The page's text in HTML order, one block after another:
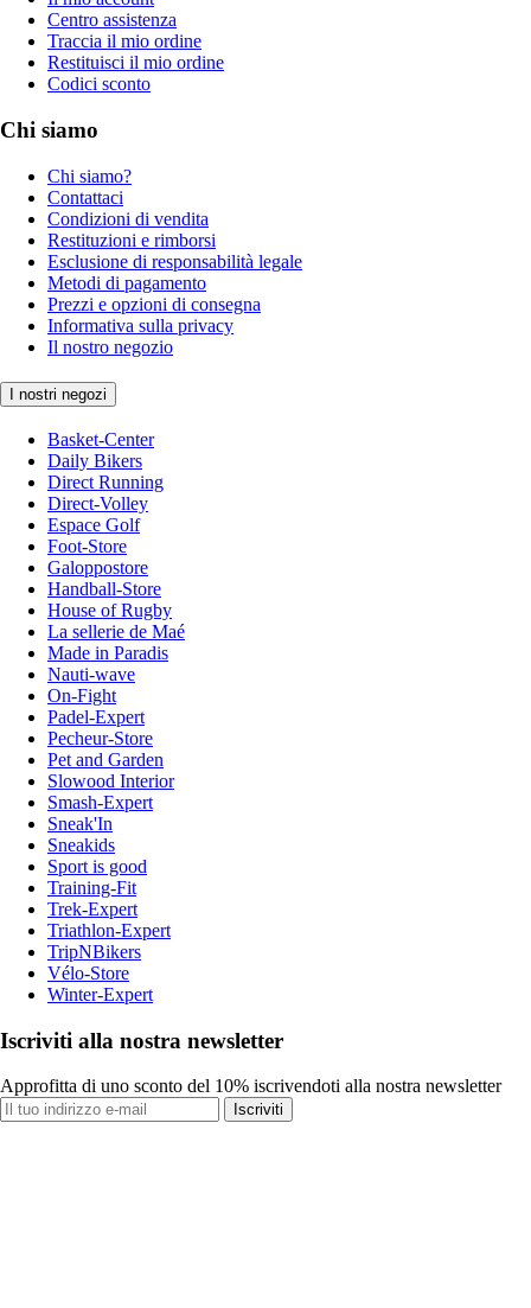
Centro assistenza
Traccia il mio ordine
Restituisci il mio ordine
Codici sconto
Chi siamo
Chi siamo?
Contattaci
Condizioni di vendita
Restituzioni e rimborsi
Esclusione di responsabilità legale
Metodi di pagamento
Prezzi e opzioni di consegna
Informativa sulla privacy
Il nostro negozio
I nostri negozi
Basket-Center
Daily Bikers
Direct Running
Direct-Volley
Espace Golf
Foot-Store
Galoppostore
Handball-Store
House of Rugby
La sellerie de Maé
Made in Paradis
Nauti-wave
On-Fight
Padel-Expert
Pecheur-Store
Pet and Garden
Slowood Interior
Smash-Expert
Sneak'In
Sneakids
Sport is good
Training-Fit
Trek-Expert
Triathlon-Expert
TripNBikers
Vélo-Store
Winter-Expert
Iscriviti alla nostra newsletter
Approfitta di uno sconto del 10% iscrivendoti alla nostra newsletter
Iscriviti